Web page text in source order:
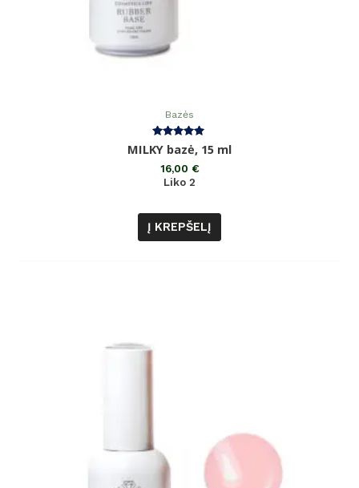
Bazės
Įvertinimas:
5.00
iš 5
MILKY bazė, 15 ml
16,00 €
Liko 2
Į KREPŠELĮ